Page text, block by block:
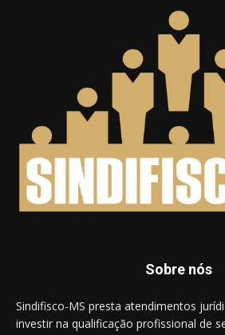
Sobre nós
Sindifisco-MS presta atendimentos
investir na qualificação profissional de